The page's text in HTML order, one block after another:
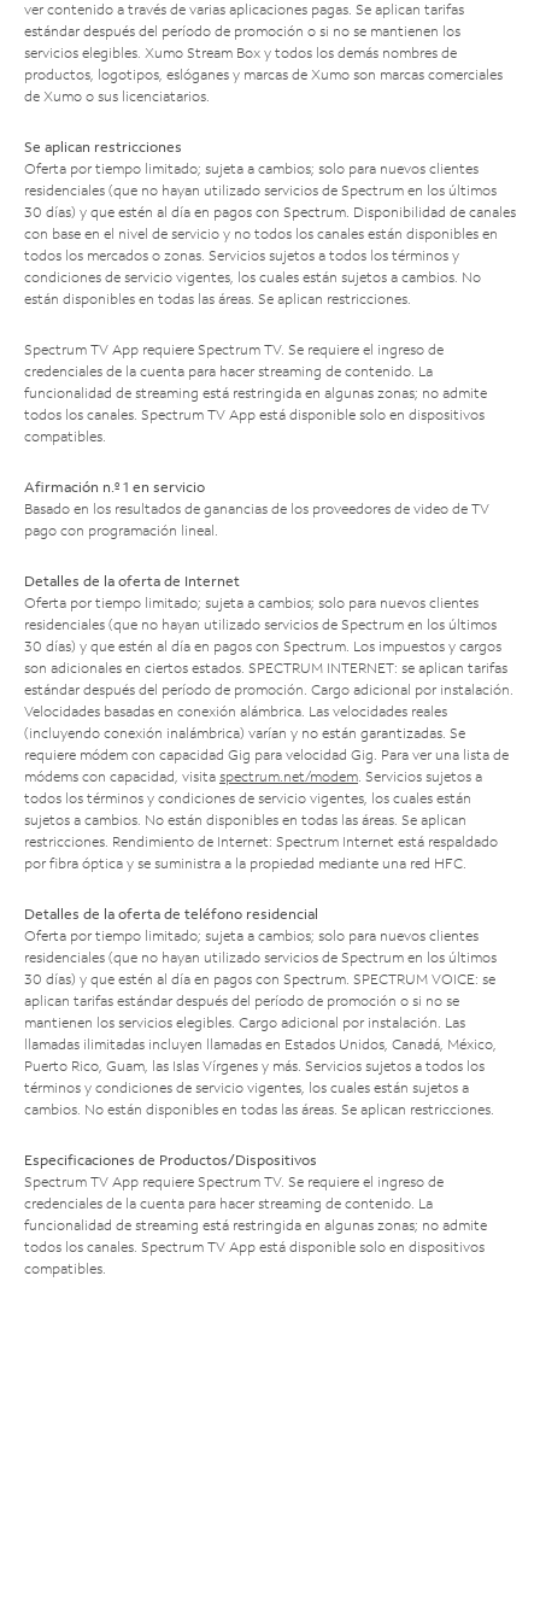
ver contenido a través de varias aplicaciones pagas. Se aplican tarifas
estándar después del período de promoción o si no se mantienen los
servicios elegibles. Xumo Stream Box y todos los demás nombres de
productos, logotipos, eslóganes y marcas de Xumo son marcas comerciales
de Xumo o sus licenciatarios.
Se aplican restricciones
Oferta por tiempo limitado; sujeta a cambios; solo para nuevos clientes
residenciales (que no hayan utilizado servicios de Spectrum en los últimos
30 días) y que estén al día en pagos con Spectrum. Disponibilidad de canales
con base en el nivel de servicio y no todos los canales están disponibles en
todos los mercados o zonas. Servicios sujetos a todos los términos y
condiciones de servicio vigentes, los cuales están sujetos a cambios. No
están disponibles en todas las áreas. Se aplican restricciones.
Spectrum TV App requiere Spectrum TV. Se requiere el ingreso de
credenciales de la cuenta para hacer streaming de contenido. La
funcionalidad de streaming está restringida en algunas zonas; no admite
todos los canales. Spectrum TV App está disponible solo en dispositivos
compatibles.
Afirmación n.º 1 en servicio
Basado en los resultados de ganancias de los proveedores de video de TV
pago con programación lineal.
Detalles de la oferta de Internet
Oferta por tiempo limitado; sujeta a cambios; solo para nuevos clientes
residenciales (que no hayan utilizado servicios de Spectrum en los últimos
30 días) y que estén al día en pagos con Spectrum. Los impuestos y cargos
son adicionales en ciertos estados. SPECTRUM INTERNET: se aplican tarifas
estándar después del período de promoción. Cargo adicional por instalación.
Velocidades basadas en conexión alámbrica. Las velocidades reales
(incluyendo conexión inalámbrica) varían y no están garantizadas. Se
requiere módem con capacidad Gig para velocidad Gig. Para ver una lista de
módems con capacidad, visita spectrum.net/modem. Servicios sujetos a
todos los términos y condiciones de servicio vigentes, los cuales están
sujetos a cambios. No están disponibles en todas las áreas. Se aplican
restricciones. Rendimiento de Internet: Spectrum Internet está respaldado
por fibra óptica y se suministra a la propiedad mediante una red HFC.
Detalles de la oferta de teléfono residencial
Oferta por tiempo limitado; sujeta a cambios; solo para nuevos clientes
residenciales (que no hayan utilizado servicios de Spectrum en los últimos
30 días) y que estén al día en pagos con Spectrum. SPECTRUM VOICE: se
aplican tarifas estándar después del período de promoción o si no se
mantienen los servicios elegibles. Cargo adicional por instalación. Las
llamadas ilimitadas incluyen llamadas en Estados Unidos, Canadá, México,
Puerto Rico, Guam, las Islas Vírgenes y más. Servicios sujetos a todos los
términos y condiciones de servicio vigentes, los cuales están sujetos a
cambios. No están disponibles en todas las áreas. Se aplican restricciones.
Especificaciones de Productos/Dispositivos
Spectrum TV App requiere Spectrum TV. Se requiere el ingreso de
credenciales de la cuenta para hacer streaming de contenido. La
funcionalidad de streaming está restringida en algunas zonas; no admite
todos los canales. Spectrum TV App está disponible solo en dispositivos
compatibles.